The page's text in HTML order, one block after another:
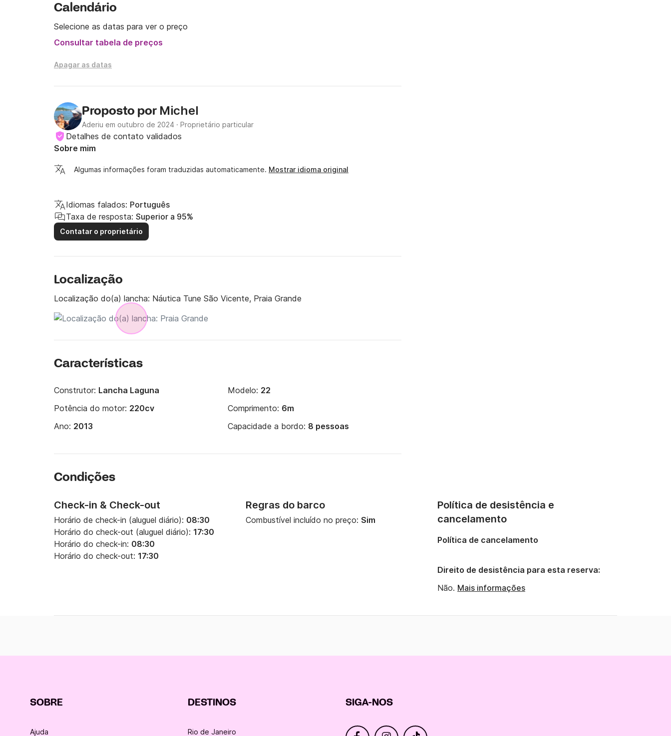
Calendário
Selecione as datas para ver o preço
Consultar tabela de preços
Apagar as datas
Proposto por Michel
Aderiu em outubro de 2024 · Proprietário particular
Detalhes de contato validados
Sobre mim
Algumas informações foram traduzidas automaticamente. Mostrar idioma original
Idiomas falados: Português
Taxa de resposta: Superior a 95%
Contatar o proprietário
Localização
Localização do(a) lancha: Náutica Tune São Vicente, Praia Grande
Características
Construtor: Lancha Laguna Modelo: 22
Potência do motor: 220cv Comprimento: 6m
Ano: 2013 Capacidade a bordo: 8 pessoas
Condições
Check-in & Check-out
Horário de check-in (aluguel diário): 08:30
Horário do check-out (aluguel diário): 17:30
Horário do check-in: 08:30
Horário do check-out: 17:30
Regras do barco
Combustível incluído no preço: Sim
Política de desistência e
cancelamento
Política de cancelamento
Direito de desistência para esta reserva:
Não. Mais informações
SOBRE
Ajuda
DESTINOS
Rio de Janeiro
SIGA-NOS